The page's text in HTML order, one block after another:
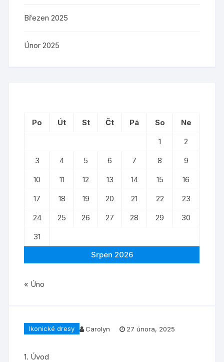
Ikonické dresy Carolyn 27 února, 2025
1. Úvod
Březen 2025
Únor 2025
Srpen 2026
Po Út St Čt Pá So
Ne
1
2
3
4 5 6 7 8
9
10
11 12 13 14 15
16
17
18 19 20 21 22
23
24
25 26 27 28 29
30
31
« Úno